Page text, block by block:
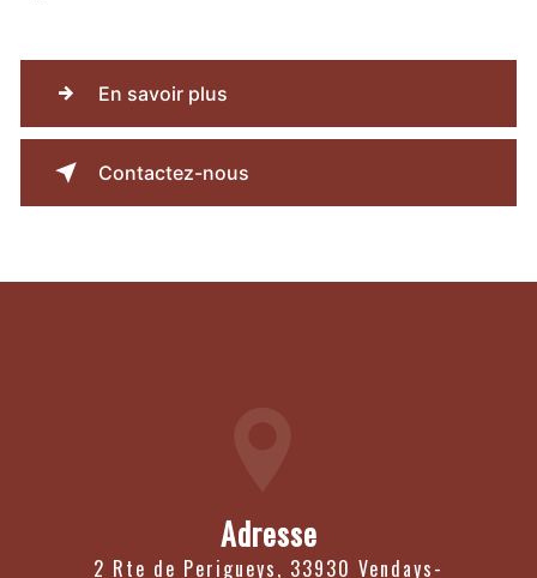
En savoir plus
Contactez-nous
Adresse
2 Rte de Perigueys, 33930 Vendays-